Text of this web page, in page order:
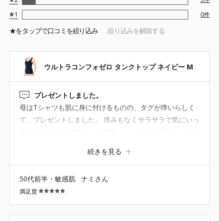
1
0件
★をタップで口コミを絞り込み 絞り込みを解除する
ウルトラコンフォゼロ タンクトップ ネイビー M
プレゼントしました。
母はTシャツも肌に身に付けるものの、タグが痒いらしく
て、プレゼントしました。 痒みもなくサラサラで気にいっ
続きを見る
50代前半・敏感肌 ナミさん
満足度